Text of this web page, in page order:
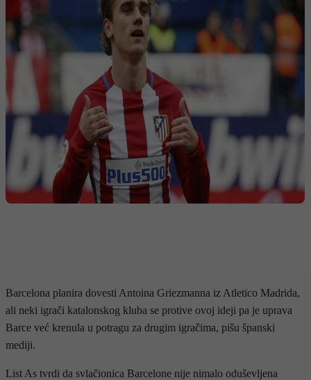
Barcelona planira dovesti Antoina Griezmanna iz Atletico Madrida,
ali neki igrači katalonskog kluba se protive ovoj ideji pa je uprava
Barce već krenula u potragu za drugim igračima, pišu španski
mediji.
List As tvrdi da svlačionica Barcelone nije nimalo oduševljena